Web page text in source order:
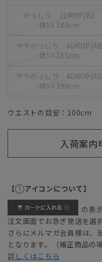
がっしり 2DROP(BE
体)×180cm
ややがっしり 4DROP(AB
体)×185cm
ややがっしり 4DROP(AB
体)×190cm
ウエストの目安： 100cm
入荷案内
【 アイコンについて】
の表
注文画面でお急ぎ発送を選
さらにメルマガ会員様は、
となります。（補正商品の
詳しくはこちら